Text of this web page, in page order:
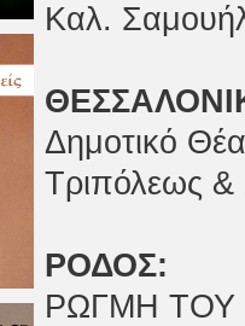
Καλ.
Δημοτικό
Τριπόλεως
ΡΟΔΟΣ:
ΡΩΓΜΗ